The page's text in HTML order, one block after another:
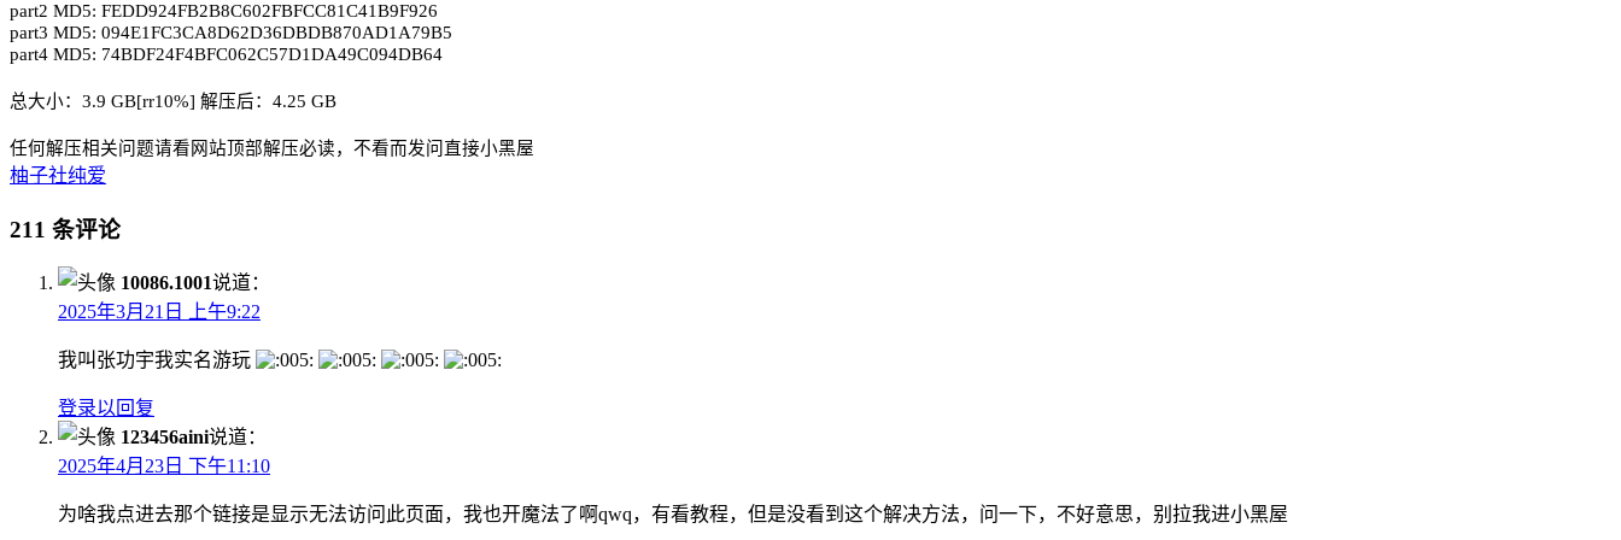
part2 MD5: FEDD924FB2B8C602FBFCC81C41B9F926
part3 MD5: 094E1FC3CA8D62D36DBDB870AD1A79B5
part4 MD5: 74BDF24F4BFC062C57D1DA49C094DB64
总大小：3.9 GB[rr10%] 解压后：4.25 GB
任何解压相关问题请看网站顶部解压必读，不看而发问直接小黑屋
柚子社纯爱
211 条评论
10086.1001说道：
2025年3月21日 上午9:22
我叫张功宇我实名游玩
登录以回复
123456aini说道：
2025年4月23日 下午11:10
为啥我点进去那个链接是显示无法访问此页面，我也开魔法了啊qwq，有看教程，但是没看到这个解决方法，问一下，不好意思，别拉我进小黑屋